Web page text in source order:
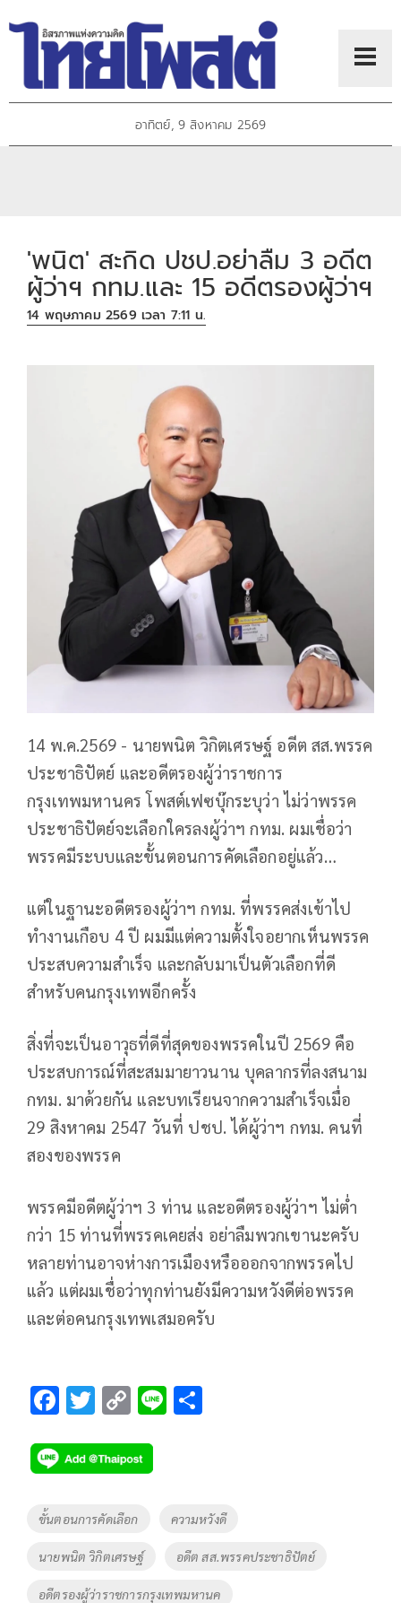
อาทิตย์, 9 สิงหาคม 2569
'พนิต' สะกิด ปชป.อย่าลืม 3 อดีต
ผู้ว่าฯ กทม.และ 15 อดีตรองผู้ว่าฯ
14 พฤษภาคม 2569 เวลา 7:11 น.
14 พ.ค.2569 - นายพนิต วิกิตเศรษฐ์ อดีต สส.พรรค
ประชาธิปัตย์ และอดีตรองผู้ว่าราชการ
กรุงเทพมหานคร โพสต์เฟซบุ๊กระบุว่า ไม่ว่าพรรค
ประชาธิปัตย์จะเลือกใครลงผู้ว่าฯ กทม. ผมเชื่อว่า
พรรคมีระบบและขั้นตอนการคัดเลือกอยู่แล้ว…
แต่ในฐานะอดีตรองผู้ว่าฯ กทม. ที่พรรคส่งเข้าไป
ทำงานเกือบ 4 ปี ผมมีแต่ความตั้งใจอยากเห็นพรรค
ประสบความสำเร็จ และกลับมาเป็นตัวเลือกที่ดี
สำหรับคนกรุงเทพอีกครั้ง
สิ่งที่จะเป็นอาวุธที่ดีที่สุดของพรรคในปี 2569 คือ
ประสบการณ์ที่สะสมมายาวนาน บุคลากรที่ลงสนาม
กทม. มาด้วยกัน และบทเรียนจากความสำเร็จเมื่อ
29 สิงหาคม 2547 วันที่ ปชป. ได้ผู้ว่าฯ กทม. คนที่
สองของพรรค
พรรคมีอดีตผู้ว่าฯ 3 ท่าน และอดีตรองผู้ว่าฯ ไม่ต่ำ
กว่า 15 ท่านที่พรรคเคยส่ง อย่าลืมพวกเขานะครับ
หลายท่านอาจห่างการเมืองหรือออกจากพรรคไป
แล้ว แต่ผมเชื่อว่าทุกท่านยังมีความหวังดีต่อพรรค
และต่อคนกรุงเทพเสมอครับ
F
e
b
o
o
k
T
tt
er
C
p
y
Li
n
k
Li
Tags
ขั้นตอนการคัดเลือก ความหวังดี
นายพนิต วิกิตเศรษฐ์ อดีต สส.พรรคประชาธิปัตย์
อดีตรองผู้ว่าราชการกรุงเทพมหานค